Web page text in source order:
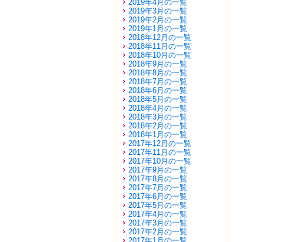
2019年4月の一覧
2019年3月の一覧
2019年2月の一覧
2019年1月の一覧
2018年12月の一覧
2018年11月の一覧
2018年10月の一覧
2018年9月の一覧
2018年8月の一覧
2018年7月の一覧
2018年6月の一覧
2018年5月の一覧
2018年4月の一覧
2018年3月の一覧
2018年2月の一覧
2018年1月の一覧
2017年12月の一覧
2017年11月の一覧
2017年10月の一覧
2017年9月の一覧
2017年8月の一覧
2017年7月の一覧
2017年6月の一覧
2017年5月の一覧
2017年4月の一覧
2017年3月の一覧
2017年2月の一覧